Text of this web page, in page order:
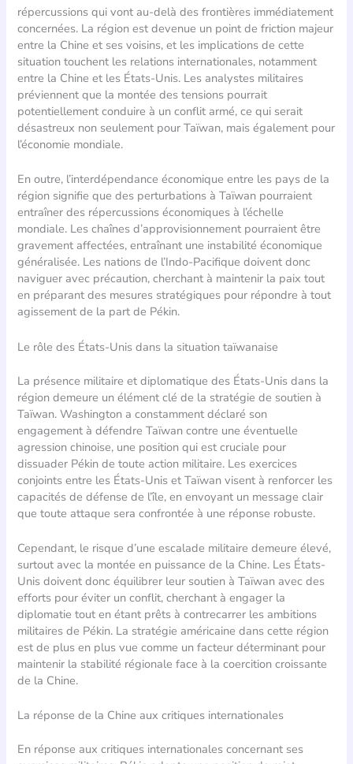
répercussions qui vont au-delà des frontières immédiatement
concernées. La région est devenue un point de friction majeur
entre la Chine et ses voisins, et les implications de cette
situation touchent les relations internationales, notamment
entre la Chine et les États-Unis. Les analystes militaires
préviennent que la montée des tensions pourrait
potentiellement conduire à un conflit armé, ce qui serait
désastreux non seulement pour Taïwan, mais également pour
l’économie mondiale.
En outre, l’interdépendance économique entre les pays de la
région signifie que des perturbations à Taïwan pourraient
entraîner des répercussions économiques à l’échelle
mondiale. Les chaînes d’approvisionnement pourraient être
gravement affectées, entraînant une instabilité économique
généralisée. Les nations de l’Indo-Pacifique doivent donc
naviguer avec précaution, cherchant à maintenir la paix tout
en préparant des mesures stratégiques pour répondre à tout
agissement de la part de Pékin.
Le rôle des États-Unis dans la situation taïwanaise
La présence militaire et diplomatique des États-Unis dans la
région demeure un élément clé de la stratégie de soutien à
Taïwan. Washington a constamment déclaré son
engagement à défendre Taïwan contre une éventuelle
agression chinoise, une position qui est cruciale pour
dissuader Pékin de toute action militaire. Les exercices
conjoints entre les États-Unis et Taïwan visent à renforcer les
capacités de défense de l’île, en envoyant un message clair
que toute attaque sera confrontée à une réponse robuste.
Cependant, le risque d’une escalade militaire demeure élevé,
surtout avec la montée en puissance de la Chine. Les États-
Unis doivent donc équilibrer leur soutien à Taïwan avec des
efforts pour éviter un conflit, cherchant à engager la
diplomatie tout en étant prêts à contrecarrer les ambitions
militaires de Pékin. La stratégie américaine dans cette région
est de plus en plus vue comme un facteur déterminant pour
maintenir la stabilité régionale face à la coercition croissante
de la Chine.
La réponse de la Chine aux critiques internationales
En réponse aux critiques internationales concernant ses